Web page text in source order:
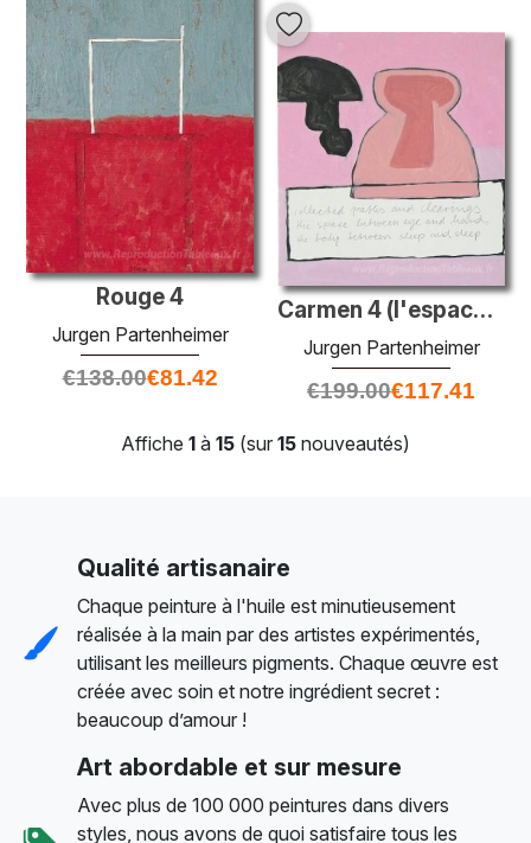
Rouge 4
Jurgen Partenheimer
€138.00€81.42
Carmen 4 (l'espace entre)
Jurgen Partenheimer
€199.00€117.41
Affiche 1 à 15 (sur 15 nouveautés)
Qualité artisanaire
Chaque peinture à l'huile est minutieusement
réalisée à la main par des artistes expérimentés,
utilisant les meilleurs pigments. Chaque œuvre est
créée avec soin et notre ingrédient secret :
beaucoup d’amour !
Art abordable et sur mesure
Avec plus de 100 000 peintures dans divers
styles, nous avons de quoi satisfaire tous les